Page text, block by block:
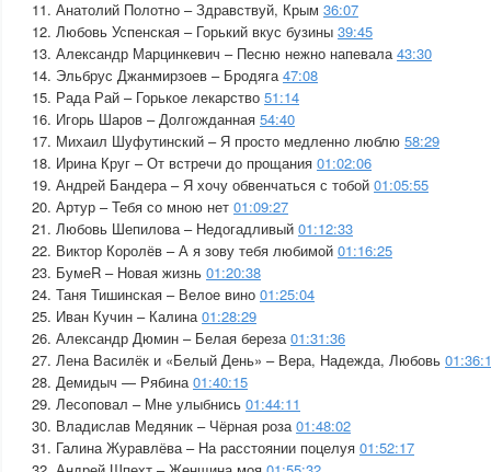
11. Анатолий Полотно – Здравствуй, Крым 36:07
12. Любовь Успенская – Горький вкус бузины 39:45
13. Александр Марцинкевич – Песню нежно напевала43:30
14. Эльбрус Джанмирзоев – Бродяга47:08
15. Рада Рай – Горькое лекарство 51:14
16. Игорь Шаров – Долгожданная 54:40
17. Михаил Шуфутинский – Я просто медленно люблю 58:29
18. Ирина Круг – От встречи до прощания 01:02:06
19. Андрей Бандера – Я хочу обвенчаться с тобой 01:05:55
20. Артур – Тебя со мною нет 01:09:27
21. Любовь Шепилова – Недогадливый 01:12:33
22. Виктор Королёв – А я зову тебя любимой 01:16:25
23. БумеR – Новая жизнь 01:20:38
24. Таня Тишинская – Велое вино 01:25:04
25. Иван Кучин – Калина01:28:29
26. Александр Дюмин – Белая береза01:31:36
27. Лена Василёк и «Белый День» – Вера, Надежда, Любовь
28. Демидыч — Рябина01:40:15
29. Лесоповал – Мне улыбнись 01:44:11
30. Владислав Медяник – Чёрная роза01:48:02
31. Галина Журавлёва – На расстоянии поцелуя 01:52:17